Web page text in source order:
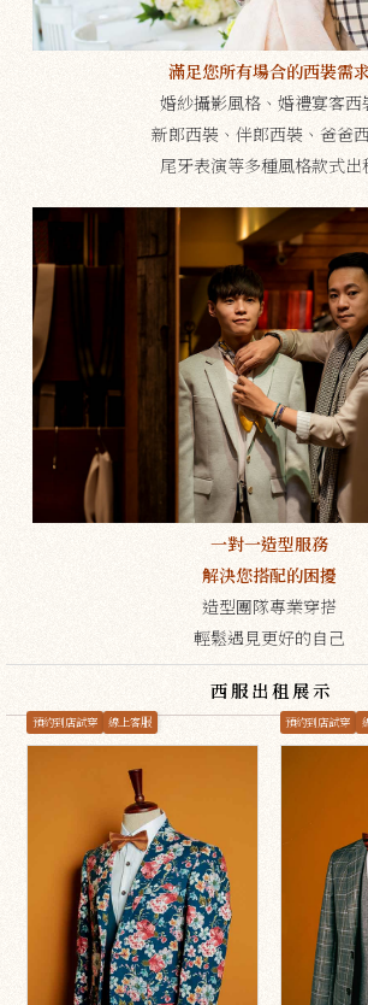
滿足您所有場合的西裝需求
婚紗攝影風格、婚禮宴客西
新郎西裝、伴郎西裝、爸爸
尾牙表演等多種風格款式出
一對一造型服務
解決您搭配的困擾
造型團隊專業穿搭
輕鬆遇見更好的自己
西服出租展示
預約到店試穿 線上客服 預約到店試穿